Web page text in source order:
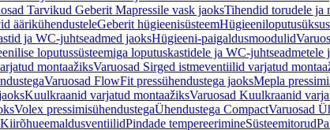
Tarvikud Geberit Mapressile vask jaoksTihendid torudele ja
äärikühendusteleGeberit hügieenisüsteem
ja WC-juhtseadmed jaoksHügieeni-paigaldusmoodulid
loputussüsteemiga loputuskastidele ja WC-juhtseadmetele
montaažiksVaruosad Sirged istmeventiilid varjatud
Varuosad FlowFit pressühendustega jaoksMepla
Kuulkraanid varjatud montaažiksVaruosad Kuulkraanid
Volex pressimisühendustegaÜhendustega CompactVaruosad
KiirõhueemaldusventiilidPindade tempereerimineSüsteemitorud